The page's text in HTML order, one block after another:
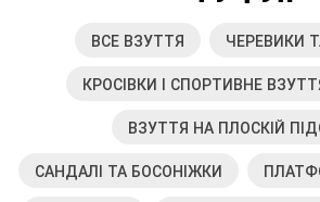
ВСЕ ВЗУТТЯ
ЧЕРЕВИКИ
КРОСІВКИ І СПОРТИВНЕ
ВЗУТТЯ НА ПЛОСКІЙ
САНДАЛІ ТА БОСОНІЖКИ